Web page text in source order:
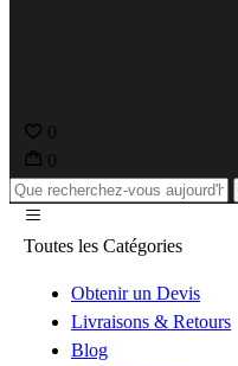
0
0
Toutes les Catégories
Obtenir un Devis
Livraisons & Retours
Blog